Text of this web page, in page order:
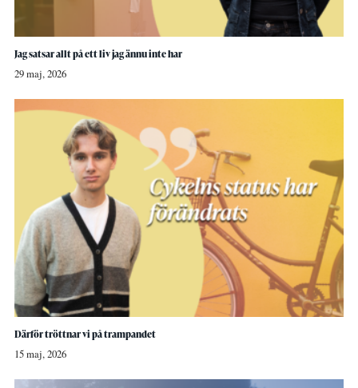
Jag satsar allt på ett liv jag ännu inte har
29 maj, 2026
Därför tröttnar vi på trampandet
15 maj, 2026